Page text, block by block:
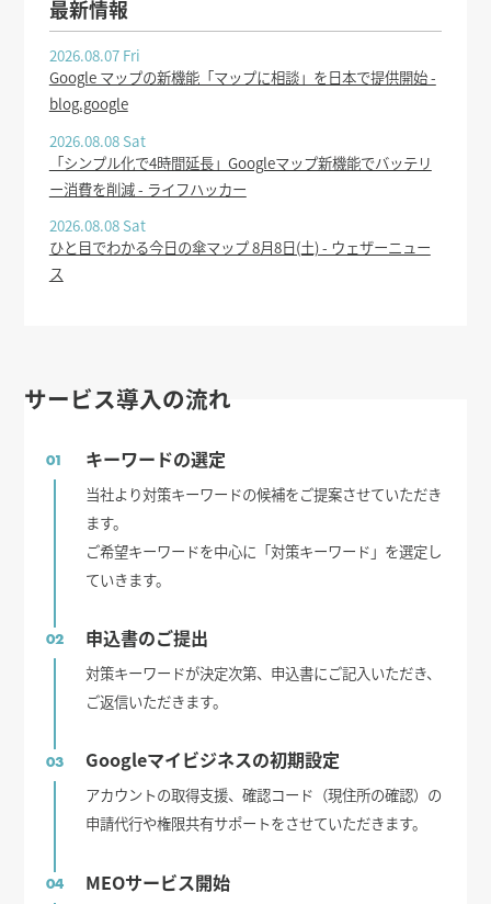
最新情報
2026.08.07 Fri
Google マップの新機能「マップに相談」を日本で提供開始 -
blog.google
2026.08.08 Sat
「シンプル化で4時間延長」Googleマップ新機能でバッテリ
ー消費を削減 - ライフハッカー
2026.08.08 Sat
ひと目でわかる今日の傘マップ 8月8日(土) - ウェザーニュー
ス
サービス導入の流れ
01 キーワードの選定
当社より対策キーワードの候補をご提案させていただき
ます。
ご希望キーワードを中心に「対策キーワード」を選定し
ていきます。
02 申込書のご提出
対策キーワードが決定次第、申込書にご記入いただき、
ご返信いただきます。
03 Googleマイビジネスの初期設定
アカウントの取得支援、確認コード（現住所の確認）の
申請代行や権限共有サポートをさせていただきます。
04 MEOサービス開始